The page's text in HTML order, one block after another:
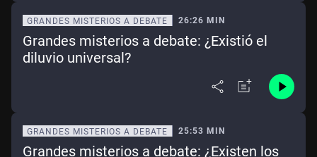
GRANDES MISTERIOS A DEBATE 26:26 MIN
Grandes misterios a debate: ¿Existió el
diluvio universal?
GRANDES MISTERIOS A DEBATE 25:53 MIN
Grandes misterios a debate: ¿Existen los